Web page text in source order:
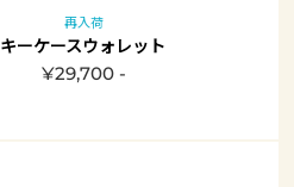
再入荷
キーケースウォレット
¥29,700 -